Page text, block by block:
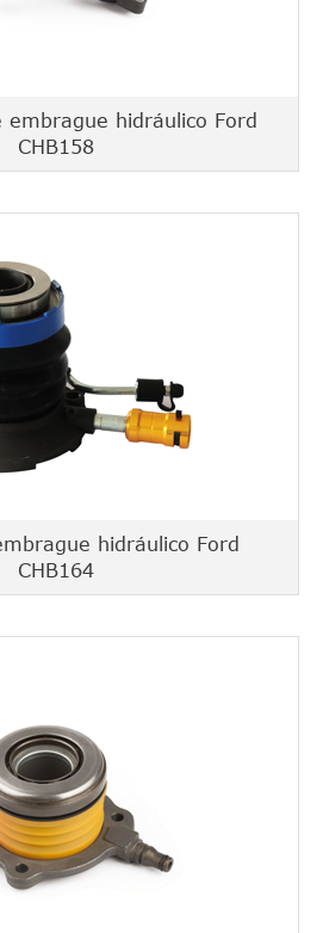
embrague hidráulico Ford
CHB158
hidráulico Ford
CHB164